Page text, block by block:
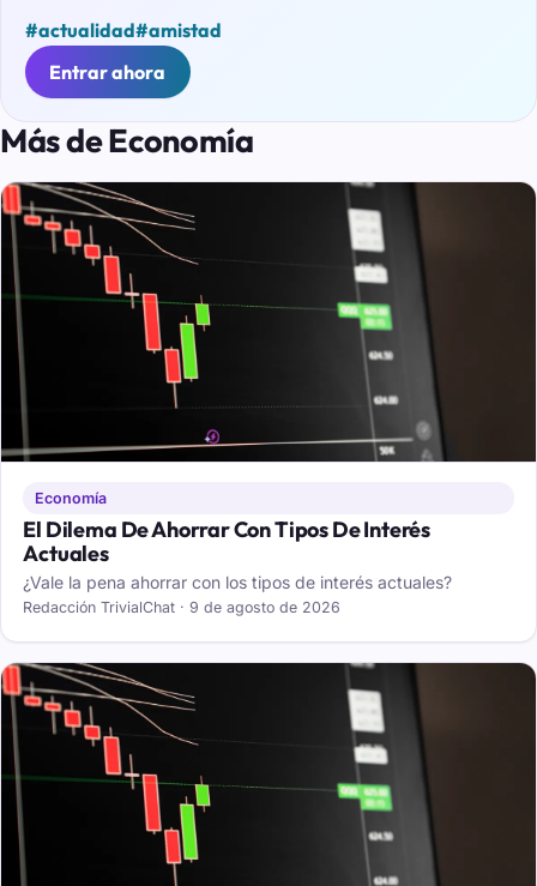
#actualidad#amistad
Entrar ahora
Más de Economía
Economía
El Dilema De Ahorrar Con Tipos De Interés
Actuales
¿Vale la pena ahorrar con los tipos de interés actuales?
Redacción TrivialChat · 9 de agosto de 2026